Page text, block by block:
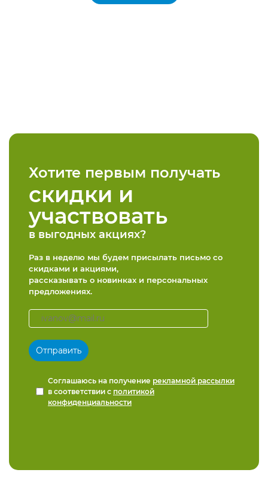
Хотите первым получать
скидки и
участвовать
в выгодных акциях?
Раз в неделю мы будем присылать письмо со
скидками и акциями,
рассказывать о новинках и персональных
предложениях.
Соглашаюсь на получение рекламной рассылки
в соответствии с политикой
конфиденциальности